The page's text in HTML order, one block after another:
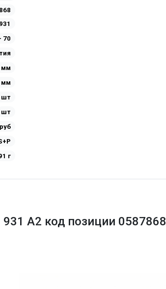
70
мм
мм
шт
шт
г
A2 код позиции 0587868